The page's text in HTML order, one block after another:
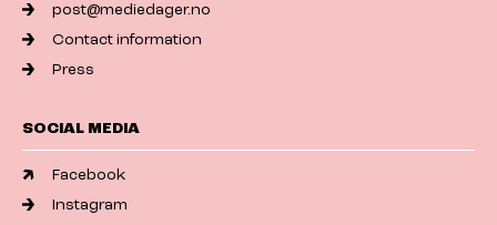
post@mediedager.no
Contact information
Press
SOCIAL MEDIA
Facebook
Instagram